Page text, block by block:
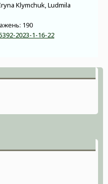
Klymchuk, Ludmila
190
2023-1-16-22